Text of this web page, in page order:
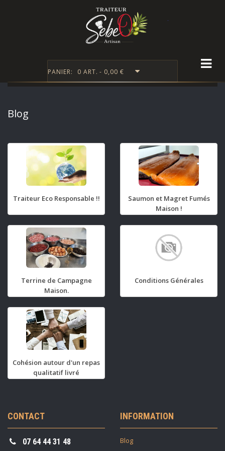
PANIER: 0 ART. - 0,00 €
Blog
Traiteur Eco Responsable !!
Saumon et Magret Fumés
Maison !
Terrine de Campagne
Maison.
Conditions Générales
Cohésion autour d'un repas
qualitatif livré
CONTACT
07 64 44 31 48
INFORMATION
Blog